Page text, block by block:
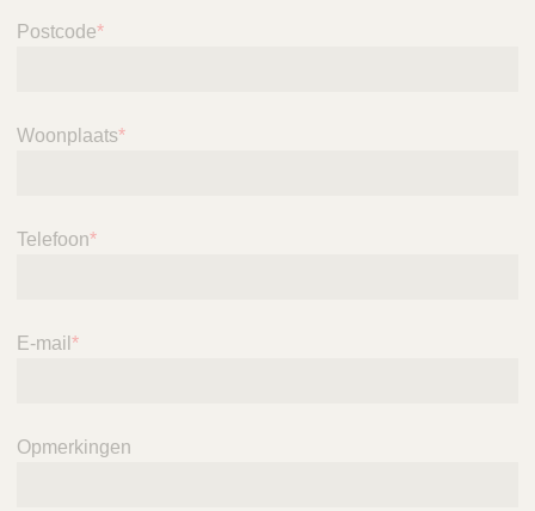
Postcode*
Woonplaats*
Telefoon*
E-mail *
Opmerkingen